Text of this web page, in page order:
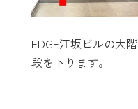
EDGE江坂ビルの大階
段を下ります。